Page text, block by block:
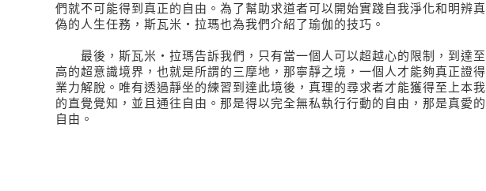
們就不可能得到真正的自由。為了幫助求道者可以開始實踐自我淨化和明辨真
偽的人生任務，斯瓦米‧拉瑪也為我們介紹了瑜伽的技巧。
最後，斯瓦米‧拉瑪告訴我們，只有當一個人可以超越心的限制，到達至
高的超意識境界，也就是所謂的三摩地，那寧靜之境，一個人才能夠真正證得
業力解脫。唯有透過靜坐的練習到達此境後，真理的尋求者才能獲得至上本我
的直覺覺知，並且通往自由。那是得以完全無私執行行動的自由，那是真愛的
自由。